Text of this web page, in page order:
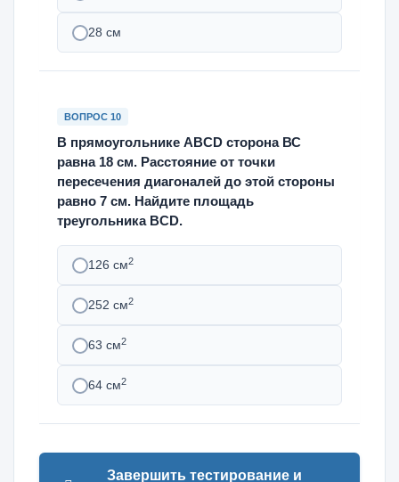
28 см
ВОПРОС 10
В прямоугольнике ABCD сторона ВС
равна 18 см. Расстояние от точки
пересечения диагоналей до этой стороны
равно 7 см. Найдите площадь
треугольника BCD.
126 см2
252 см2
63 см2
64 см2
Завершить тестирование и